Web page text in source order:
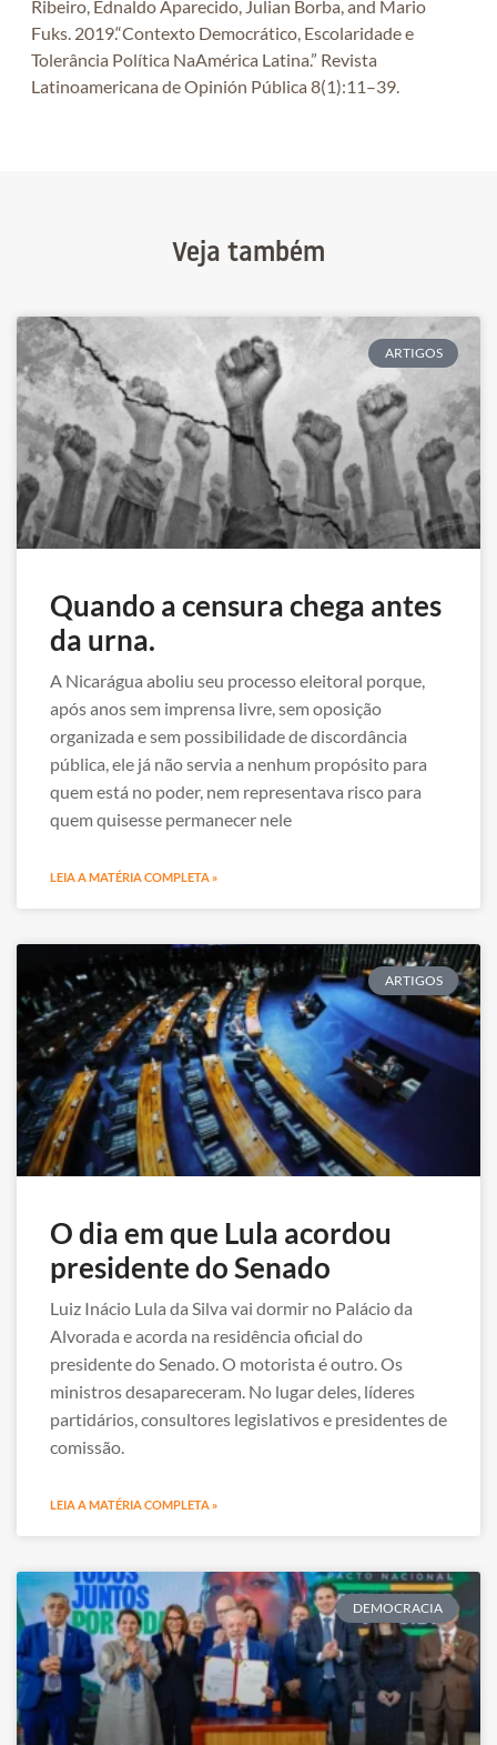
Ribeiro, Ednaldo Aparecido, Julian Borba, and Mario
Fuks. 2019.“Contexto Democrático, Escolaridade e
Tolerância Política NaAmérica Latina.” Revista
Latinoamericana de Opinión Pública 8(1):11–39.
Veja também
ARTIGOS
Quando a censura chega antes
da urna.
A Nicarágua aboliu seu processo eleitoral porque,
após anos sem imprensa livre, sem oposição
organizada e sem possibilidade de discordância
pública, ele já não servia a nenhum propósito para
quem está no poder, nem representava risco para
quem quisesse permanecer nele
LEIA A MATÉRIA COMPLETA »
ARTIGOS
O dia em que Lula acordou
presidente do Senado
Luiz Inácio Lula da Silva vai dormir no Palácio da
Alvorada e acorda na residência oficial do
presidente do Senado. O motorista é outro. Os
ministros desapareceram. No lugar deles, líderes
partidários, consultores legislativos e presidentes de
comissão.
LEIA A MATÉRIA COMPLETA »
DEMOCRACIA